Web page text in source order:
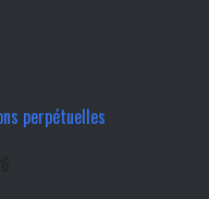
perpétuelles